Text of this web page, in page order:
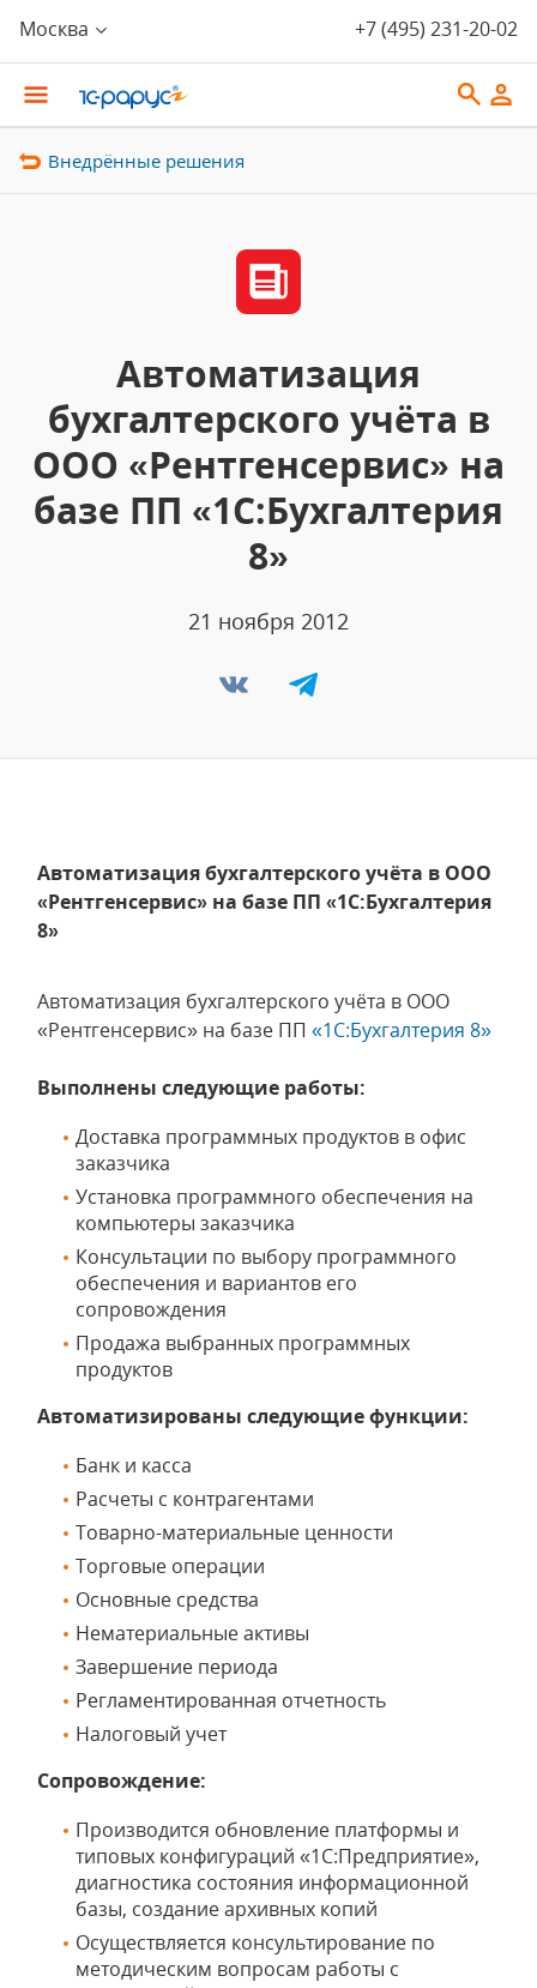
Москва +7 (495) 231-20-02
Внедрённые решения
Автоматизация
бухгалтерского учёта в
ООО «Рентгенсервис» на
базе ПП «1С:Бухгалтерия
8»
21 ноября 2012
Автоматизация бухгалтерского учёта в ООО
«Рентгенсервис» на базе ПП «1С:Бухгалтерия
8»
Автоматизация бухгалтерского учёта в ООО
«Рентгенсервис» на базе ПП «1С:Бухгалтерия 8»
Выполнены следующие работы:
Доставка программных продуктов в офис
заказчика
Установка программного обеспечения на
компьютеры заказчика
Консультации по выбору программного
обеспечения и вариантов его
сопровождения
Продажа выбранных программных
продуктов
Автоматизированы следующие функции:
Банк и касса
Расчеты с контрагентами
Товарно-материальные ценности
Торговые операции
Основные средства
Нематериальные активы
Завершение периода
Регламентированная отчетность
Налоговый учет
Сопровождение:
Производится обновление платформы и
типовых конфигураций «1С:Предприятие»,
диагностика состояния информационной
базы, создание архивных копий
Осуществляется консультирование по
методическим вопросам работы с